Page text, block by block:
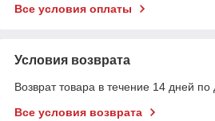
Все условия оплаты
Условия возврата
Возврат товара в течение 14 дней по
Все условия возврата